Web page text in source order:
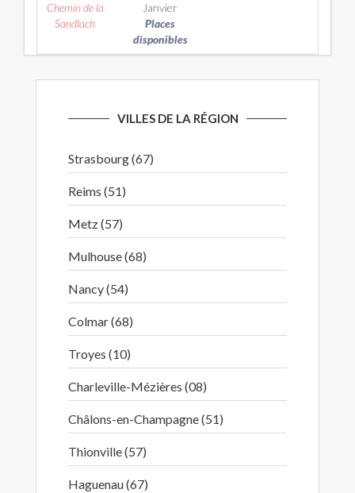
Chemin de la
Sandlach
Janvier
Places
disponibles
VILLES DE LA RÉGION
Strasbourg (67)
Reims (51)
Metz (57)
Mulhouse (68)
Nancy (54)
Colmar (68)
Troyes (10)
Charleville-Mézières (08)
Châlons-en-Champagne (51)
Thionville (57)
Haguenau (67)